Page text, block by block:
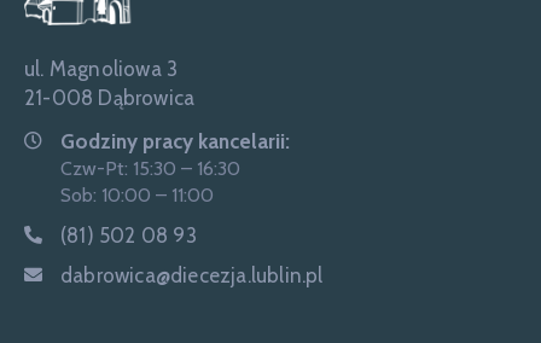
ul. Magnoliowa 3
21-008 Dąbrowica
Godziny pracy kancelarii:
Czw-Pt: 15:30 – 16:30
Sob: 10:00 – 11:00
(81) 502 08 93
dabrowica@diecezja.lublin.pl